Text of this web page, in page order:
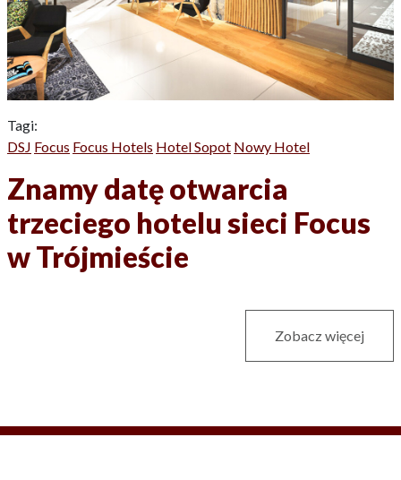
Tagi:
DSJ Focus Focus Hotels Hotel Sopot Nowy Hotel
Znamy datę otwarcia
trzeciego hotelu sieci Focus
w Trójmieście
Zobacz więcej